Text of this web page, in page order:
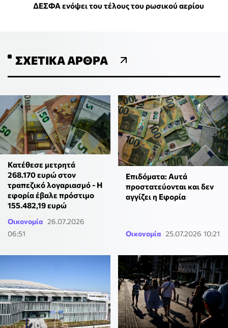
ΔΕΣΦΑ ενόψει του τέλους του ρωσικού αερίου
ΣΧΕΤΙΚΆ ΆΡΘΡΑ
Κατέθεσε μετρητά
268.170 ευρώ στον
τραπεζικό λογαριασμό - Η
εφορία έβαλε πρόστιμο
155.482,19 ευρώ
Οικονομία 26.07.2026
06:51
Επιδόματα: Αυτά
προστατεύονται και δεν
αγγίζει η Εφορία
Οικονομία 25.07.2026 10:21